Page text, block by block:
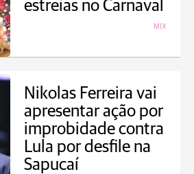
estreias no Carnaval
MIX
Nikolas Ferreira vai
apresentar ação por
improbidade contra
Lula por desfile na
Sapucaí